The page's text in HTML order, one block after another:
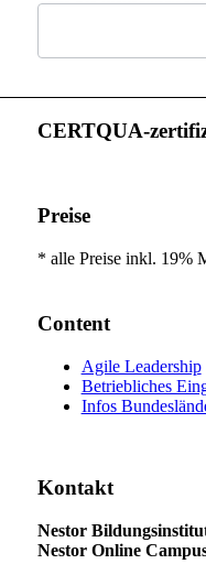
CERTQUA-
Preise
* alle Preise inkl. 19%
Content
Agile Leadership
Betriebliches
Infos
Kontakt
Nestor
Nestor Online